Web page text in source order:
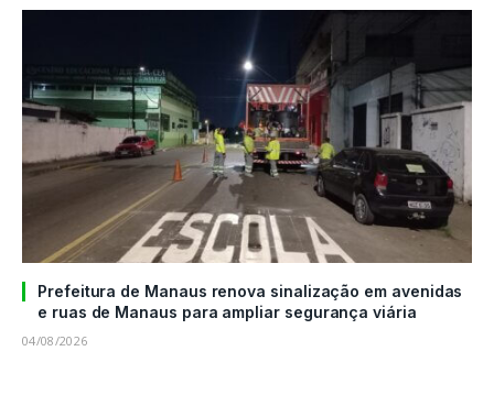
Prefeitura de Manaus renova sinalização em avenidas
e ruas de Manaus para ampliar segurança viária
04/08/2026